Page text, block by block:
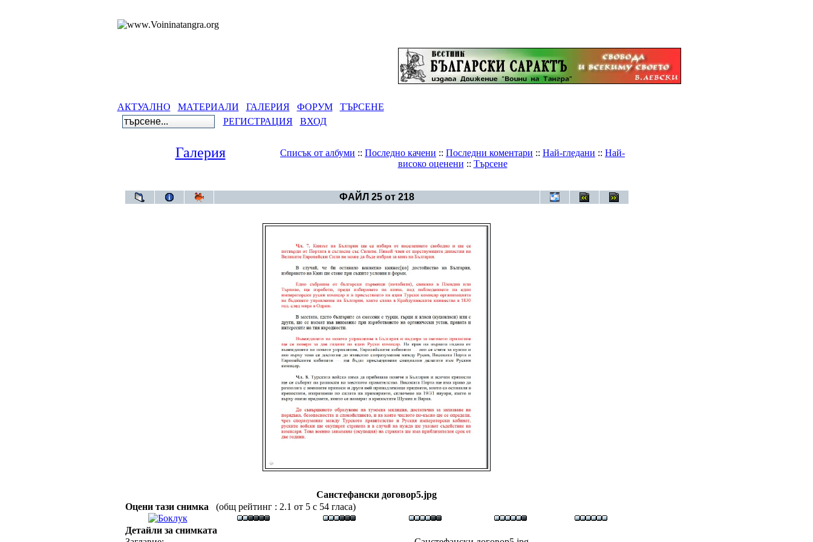
АКТУАЛНО МАТЕРИАЛИ ГАЛЕРИЯ ФОРУМ
ТЪРСЕНЕ
РЕГИСТРАЦИЯ
ВХОД
Галерия Списък от албуми :: Последно качени :: Последни коментари :: Най-гледани :: Най-
високо оценени :: Търсене
ФАЙЛ 25 от 218
Санстефански договор5.jpg
Оцени тази снимка
(общ рейтинг : 2.1 от 5 с 54 гласа)
Детайли за снимката